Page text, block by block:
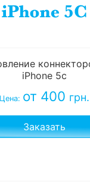
iPhone 5c
Цена: от 400 грн.
Заказать